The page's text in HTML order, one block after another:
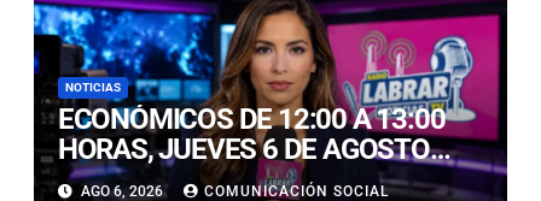
NOTICIAS
ECONÓMICOS DE 12:00 A 13:00
HORAS, JUEVES 6 DE AGOSTO
2026
AGO 6, 2026 COMUNICACIÓN SOCIAL